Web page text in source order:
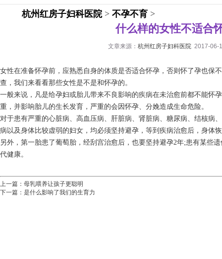
杭州红房子妇科医院> 不孕不育 >
什么样的女性不适合
文章来源： 杭州红房子妇科医院 2017-06-
女性在准备怀孕前，应熟悉自身的体质是否适合怀孕，否则怀了孕也保
查，我们来看看那些女性是不是和怀孕的。
一般来说，凡是给孕妇或胎儿带来不良影响的疾病在未治愈前都不能怀
重，并影响胎儿的生长发育，严重的会因怀孕、分娩造成生命危险。
对于患有严重的心脏病、高血压病、肝脏病、肾脏病、糖尿病、结核病
病以及身体比较虚弱的妇女，均必须坚持避孕，等到疾病治愈后，身体
另外，第一胎患了葡萄胎，经刮宫治愈后，也要坚持避孕2年;患有某些
代健康。
上一篇： 母乳喂养让孩子更聪明
下一篇： 是什么影响了我们的生育力